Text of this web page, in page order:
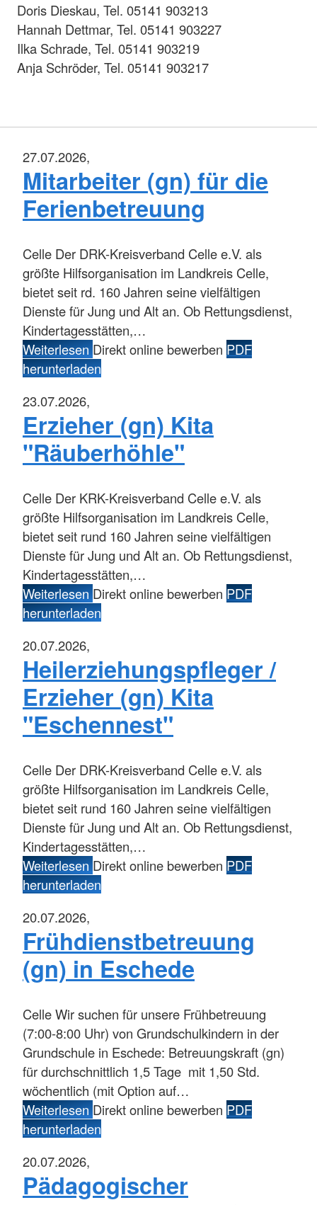
Doris Dieskau, Tel. 05141 903213
Hannah Dettmar, Tel. 05141 903227
Ilka Schrade, Tel. 05141 903219
Anja Schröder, Tel. 05141 903217
27.07.2026,
Mitarbeiter (gn) für die
Ferienbetreuung
Celle Der DRK-Kreisverband Celle e.V. als
größte Hilfsorganisation im Landkreis Celle,
bietet seit rd. 160 Jahren seine vielfältigen
Dienste für Jung und Alt an. Ob Rettungsdienst,
Kindertagesstätten,…
WeiterlesenDirekt online bewerben PDF
herunterladen
23.07.2026,
Erzieher (gn) Kita
"Räuberhöhle"
Celle Der KRK-Kreisverband Celle e.V. als
größte Hilfsorganisation im Landkreis Celle,
bietet seit rund 160 Jahren seine vielfältigen
Dienste für Jung und Alt an. Ob Rettungsdienst,
Kindertagesstätten,…
WeiterlesenDirekt online bewerben PDF
herunterladen
20.07.2026,
Heilerziehungspfleger /
Erzieher (gn) Kita
"Eschennest"
Celle Der DRK-Kreisverband Celle e.V. als
größte Hilfsorganisation im Landkreis Celle,
bietet seit rund 160 Jahren seine vielfältigen
Dienste für Jung und Alt an. Ob Rettungsdienst,
Kindertagesstätten,…
WeiterlesenDirekt online bewerben PDF
herunterladen
20.07.2026,
Frühdienstbetreuung
(gn) in Eschede
CelleWir suchen für unsere Frühbetreuung
(7:00-8:00 Uhr) von Grundschulkindern in der
Grundschule in Eschede: Betreuungskraft (gn)
für durchschnittlich 1,5 Tage mit 1,50 Std.
wöchentlich (mit Option auf…
WeiterlesenDirekt online bewerben PDF
herunterladen
20.07.2026,
Pädagogischer